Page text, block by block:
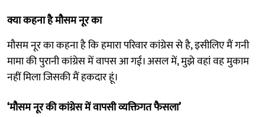
क्या कहना है मौसम नूर का
मौसम नूर का कहना है कि हमारा परिवार कांग्रेस से है, इसीलिए मैं गनी
मामा की पुरानी कांग्रेस में वापस आ गई। असल में, मुझे वहां वह मुकाम
नहीं मिला जिसकी मैं हकदार हूं।
‘मौसम नूर की कांग्रेस में वापसी व्यक्तिगत फैसला’